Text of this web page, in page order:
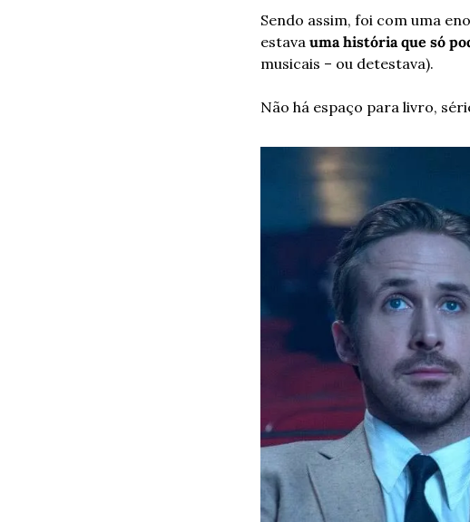
Sendo assim, foi com uma
estava uma história que só
musicais – ou detestava).
Não há espaço para livro,